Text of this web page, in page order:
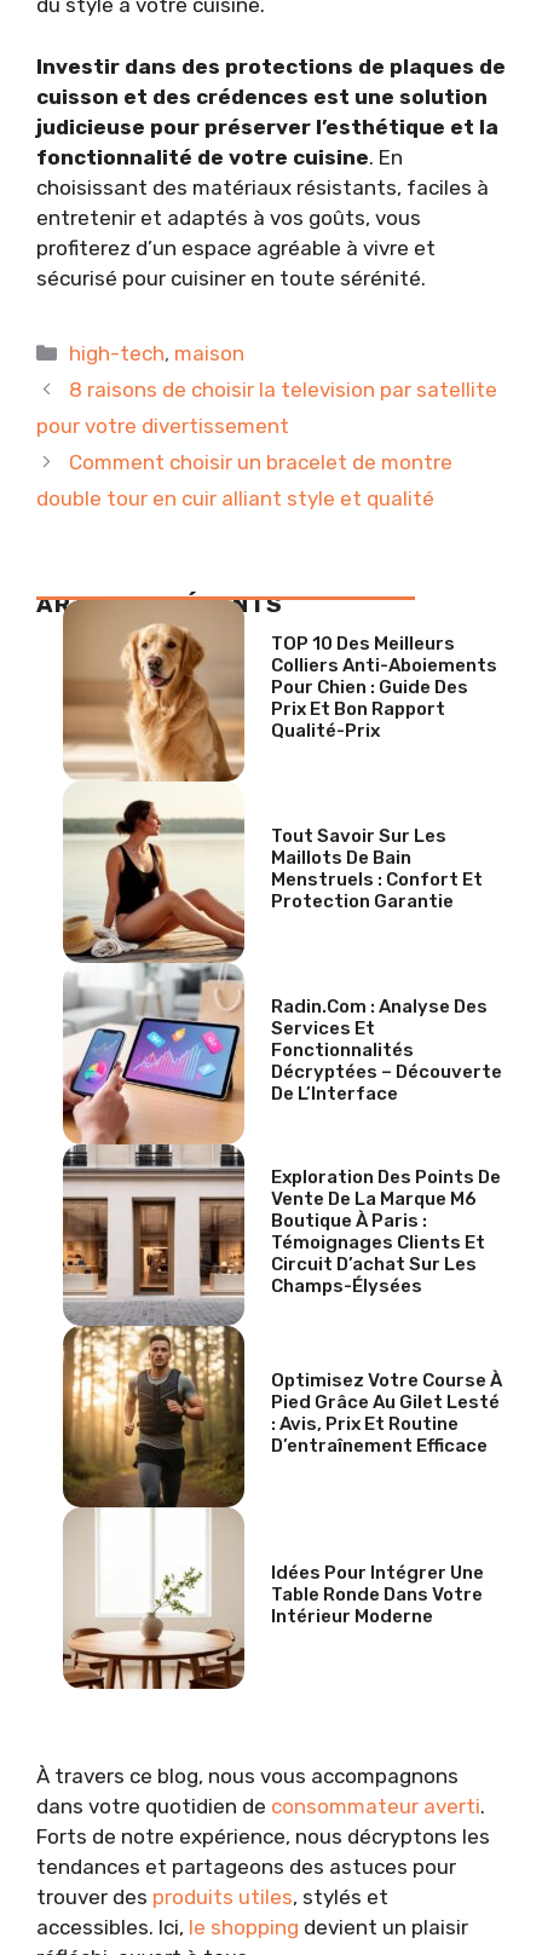
du style à votre cuisine.
Investir dans des protections de plaques de
cuisson et des crédences est une solution
judicieuse pour préserver l’esthétique et la
fonctionnalité de votre cuisine. En
choisissant des matériaux résistants, faciles à
entretenir et adaptés à vos goûts, vous
profiterez d’un espace agréable à vivre et
sécurisé pour cuisiner en toute sérénité.
Catégories
high-tech, maison
8 raisons de choisir la television par satellite
pour votre divertissement
Comment choisir un bracelet de montre
double tour en cuir alliant style et qualité
ARTICLES RÉCENTS
TOP 10 Des Meilleurs
Colliers Anti-Aboiements
Pour Chien : Guide Des
Prix Et Bon Rapport
Qualité-Prix
Tout Savoir Sur Les
Maillots De Bain
Menstruels : Confort Et
Protection Garantie
Radin.com : Analyse Des
Services Et
Fonctionnalités
Décryptées – Découverte
De L’Interface
Exploration Des Points De
Vente De La Marque M6
Boutique À Paris :
Témoignages Clients Et
Circuit D’achat Sur Les
Champs-Élysées
Optimisez Votre Course À
Pied Grâce Au Gilet Lesté
: Avis, Prix Et Routine
D’entraînement Efficace
Idées Pour Intégrer Une
Table Ronde Dans Votre
Intérieur Moderne
À travers ce blog, nous vous accompagnons
dans votre quotidien de consommateur averti.
Forts de notre expérience, nous décryptons les
tendances et partageons des astuces pour
trouver des produits utiles, stylés et
accessibles. Ici, le shopping devient un plaisir